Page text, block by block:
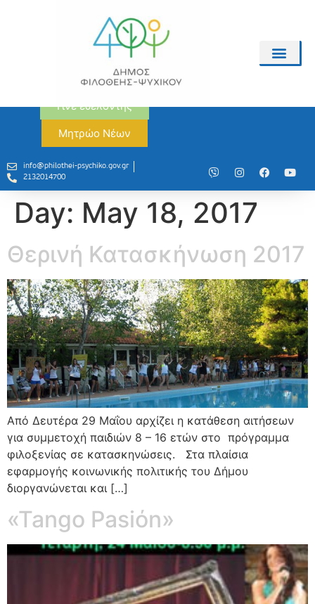
Γίνε εθελοντής
Μητρώο Νέων
info@philothei-psychiko.gov.gr
2132014700
Day: May 18, 2017
Θερινή Κατασκήνωση 2017
Από Δευτέρα 29 Μαΐου αρχίζει η κατάθεση αιτήσεων
για συμμετοχή παιδιών 8 – 16 ετών στο πρόγραμμα
φιλοξενίας σε κατασκηνώσεις. Στα πλαίσια
εφαρμογής κοινωνικής πολιτικής του Δήμου
διοργανώνεται και […]
«Tango Pasiόn»